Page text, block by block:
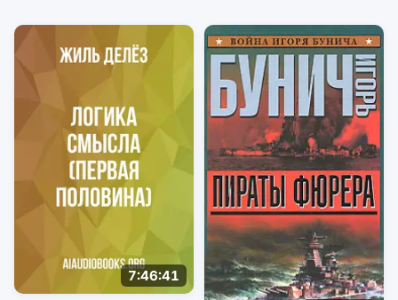
7:46:41